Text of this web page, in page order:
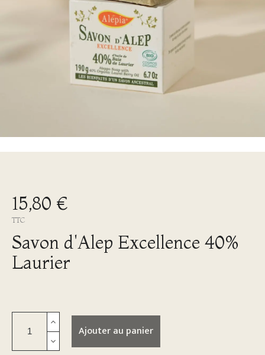
15,80 €
TTC
Savon d'Alep Excellence 40%
Laurier
Ajouter au panier